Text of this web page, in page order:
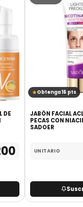
DE
Obtenga 16 pts
JABÓN FACIAL
PECAS CON
SADOER
UNITARIO